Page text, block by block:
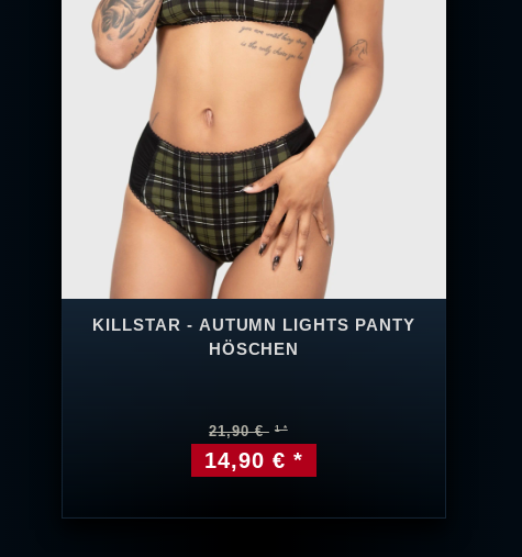
KILLSTAR - AUTUMN LIGHTS PANTY
HÖSCHEN
21,90 €
14,90 € *